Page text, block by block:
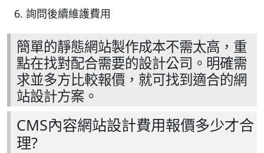
詢問後續維護費用
簡單的靜態網站製作成本不需太高，重
點在找對配合需要的設計公司。明確需
求並多方比較報價，就可找到適合的網
站設計方案。
CMS內容網站設計費用報價多少才合
理?